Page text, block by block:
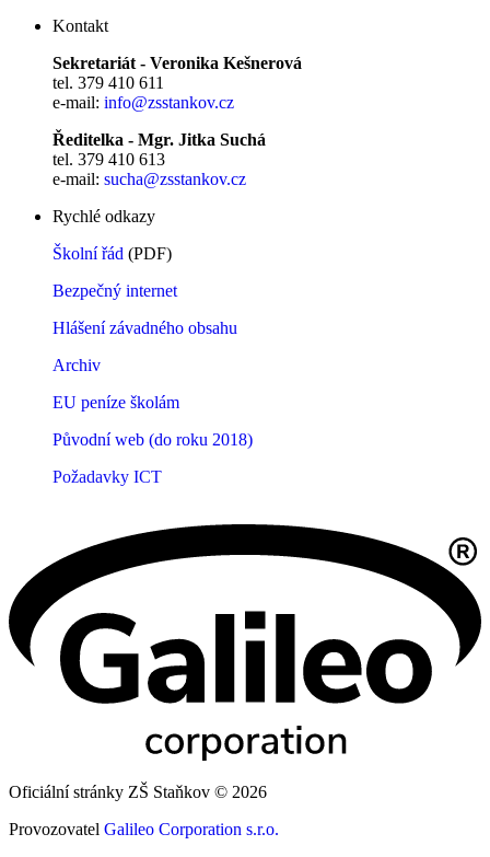
Kontakt
Sekretariát - Veronika Kešnerová
tel. 379 410 611
e-mail: info@zsstankov.cz
Ředitelka - Mgr. Jitka Suchá
tel. 379 410 613
e-mail: sucha@zsstankov.cz
Rychlé odkazy
Školní řád (PDF)
Bezpečný internet
Hlášení závadného obsahu
Archiv
EU peníze školám
Původní web (do roku 2018)
Požadavky ICT
Oficiální stránky ZŠ Staňkov © 2026
Provozovatel Galileo Corporation s.r.o.